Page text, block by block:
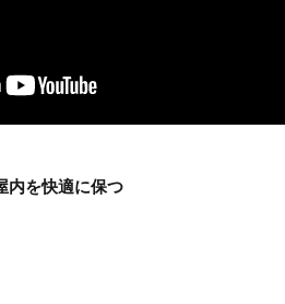
内を快適に保つ